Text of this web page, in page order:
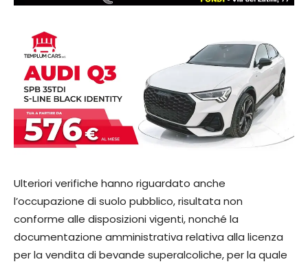
Ulteriori verifiche hanno riguardato anche
l’occupazione di suolo pubblico, risultata non
conforme alle disposizioni vigenti, nonché la
documentazione amministrativa relativa alla licenza
per la vendita di bevande superalcoliche, per la quale